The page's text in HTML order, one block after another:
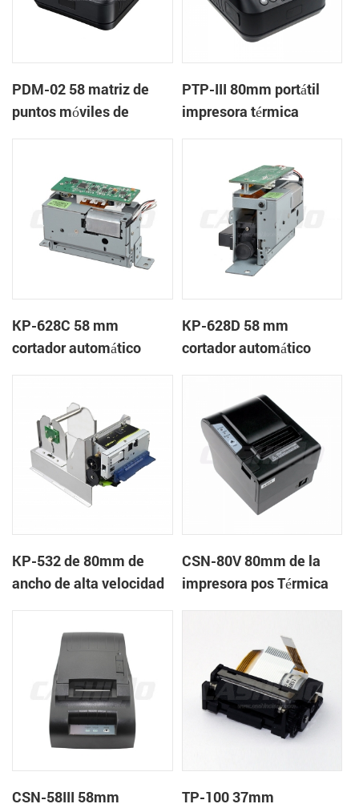
PDM-02 58 matriz de
puntos móviles de
PTP-III 80mm portátil
impresora térmica
KP-628C 58 mm
cortador automático
KP-628D 58 mm
cortador automático
KP-532 de 80mm de
ancho de alta velocidad
del quiosco
CSN-80V 80mm de la
impresora pos Térmica
CSN-58III 58mm
TP-100 37mm